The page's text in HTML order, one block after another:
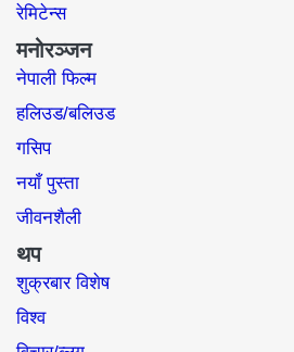
रेमिटेन्स
मनोरञ्जन
नेपाली फिल्म
हलिउड/बलिउड
गसिप
नयाँ पुस्ता
जीवनशैली
थप
शुक्रबार विशेष
विश्व